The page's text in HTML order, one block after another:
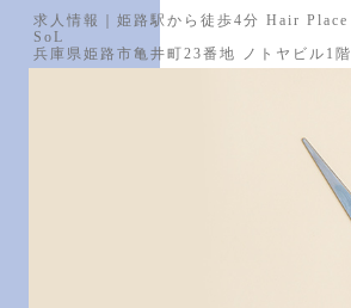
求人情報｜姫路駅から徒歩4分 Hair Place
SoL
兵庫県姫路市亀井町23番地 ノトヤビル1階